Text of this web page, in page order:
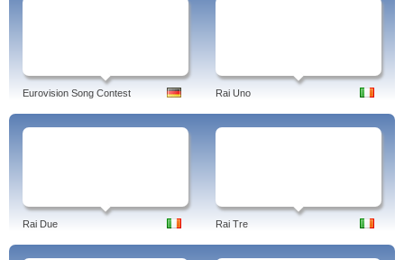
Eurovision Song Contest Rai Uno
Rai Due Rai Tre